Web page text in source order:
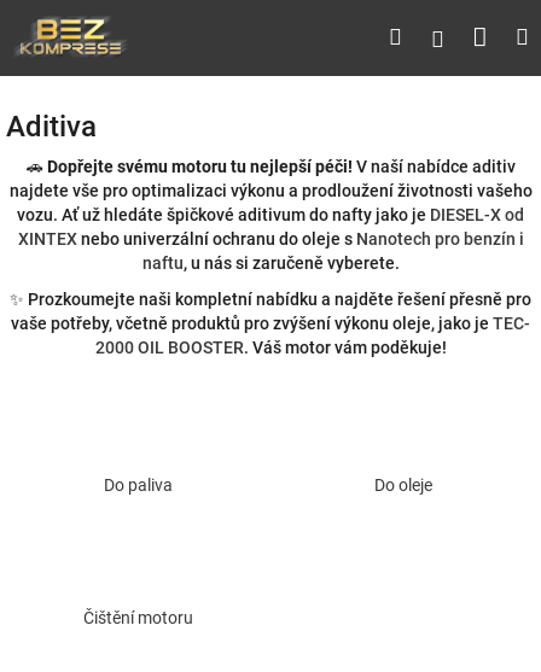
obsah
HledatPřihlášení
Aditiva
🚗Dopřejte svému motoru tu nejlepší péči! V naší nabídce aditiv
najdete vše pro optimalizaci výkonu a prodloužení životnosti vašeho
vozu. Ať už hledáte špičkové aditivum do nafty jako je DIESEL-X od
XINTEXnebo univerzální ochranu do oleje s Nanotech pro benzín i
naftu, u nás si zaručeně vyberete.
✨ Prozkoumejte naši kompletní nabídku a najděte řešení přesně pro
vaše potřeby, včetně produktů pro zvýšení výkonu oleje, jako je TEC-
2000 OIL BOOSTER. Váš motor vám poděkuje!
Do paliva Do oleje
Čištění motoru